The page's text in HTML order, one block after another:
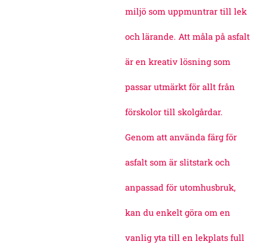
miljö som uppmuntrar till lek
och lärande. Att måla på asfalt
är en kreativ lösning som
passar utmärkt för allt från
förskolor till skolgårdar.
Genom att använda färg för
asfalt som är slitstark och
anpassad för utomhusbruk,
kan du enkelt göra om en
vanlig yta till en lekplats full